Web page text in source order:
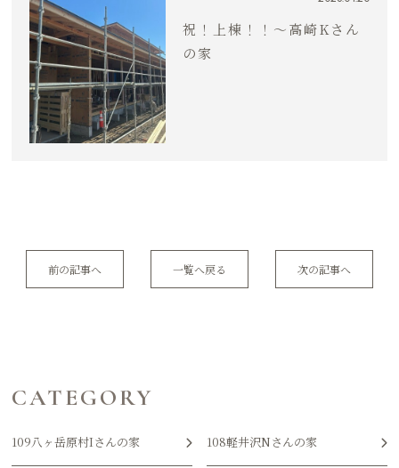
祝！上棟！！〜高崎Kさん
の家
前の記事へ 一覧へ戻る 次の記事へ
CATEGORY
109八ヶ岳原村Iさんの家 108軽井沢Nさんの家